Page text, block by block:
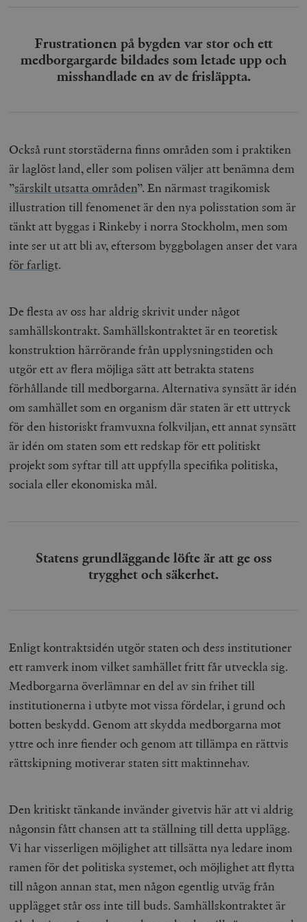
Frustrationen på bygden var stor och ett
medborgargarde bildades som letade upp och
misshandlade en av de frisläppta.
Också runt storstäderna finns områden som i praktiken
är laglöst land, eller som polisen väljer att benämna dem
”särskilt utsatta områden”.En närmast tragikomisk
illustration till fenomenet är den nya polisstation som är
tänkt att byggas i Rinkeby i norra Stockholm, men som
inte ser ut att bli av, eftersom byggbolagen anser det vara
för farligt.
De flesta av oss har aldrig skrivit under något
samhällskontrakt. Samhällskontraktet är en teoretisk
konstruktion härrörande från upplysningstiden och
utgör ett av flera möjliga sätt att betrakta statens
förhållande till medborgarna. Alternativa synsätt är idén
om samhället som en organism där staten är ett uttryck
för den historiskt framvuxna folkviljan, ett annat synsätt
är idén om staten som ett redskap för ett politiskt
projekt som syftar till att uppfylla specifika politiska,
sociala eller ekonomiska mål.
Statens grundläggande löfte är att ge oss
trygghet och säkerhet.
Enligt kontraktsidén utgör staten och dess institutioner
ett ramverk inom vilket samhället fritt får utveckla sig.
Medborgarna överlämnar en del av sin frihet till
institutionerna i utbyte mot vissa fördelar, i grund och
botten beskydd. Genom att skydda medborgarna mot
yttre och inre fiender och genom att tillämpa en rättvis
rättskipning motiverar staten sitt maktinnehav.
Den kritiskt tänkande invänder givetvis här att vi aldrig
någonsin fått chansen att ta ställning till detta upplägg.
Vi har visserligen möjlighet att tillsätta nya ledare inom
ramen för det politiska systemet, och möjlighet att flytta
till någon annan stat, men någon egentlig utväg från
upplägget står oss inte till buds. Samhällskontraktet är